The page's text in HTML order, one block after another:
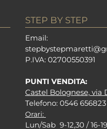
STEP BY STEP
Email:
stepbystepm
P.IVA: 02700550391
PUNTI VENDITA:
Castel Bolognese, via
Telefono: 0546 656823
Orari:
Lun/Sab 9-12,30 / 16-